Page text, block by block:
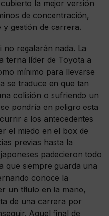
la mejor versión
de concentración,
gestión de carrera.
no regalarán nada. La
terna líder de Toyota a
mínimo para llevarse
se traduce en que tan
colisión o sufriendo un
pondría en peligro esta
a los antecedentes
el miedo en el box de
previas hasta la
padecieron todo
que siempre guarda una
conoce la
un título en la mano,
de una carrera por
Aquel final de